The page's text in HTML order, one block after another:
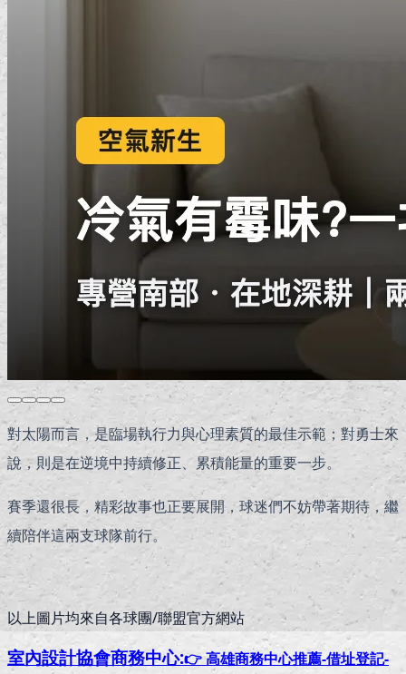
對太陽而言，是臨場執行力與心理素質的最佳示範；對勇士來
說，則是在逆境中持續修正、累積能量的重要一步。
賽季還很長，精彩故事也正要展開，球迷們不妨帶著期待，繼
續陪伴這兩支球隊前行。
以上圖片均來自各球團/聯盟官方網站
室內設計協會商務中心:👉 高雄商務中心推薦-借址登記-